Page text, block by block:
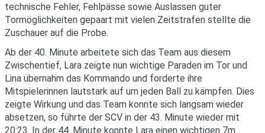
technische Fehler, Fehlpässe sowie Auslassen guter
Tormöglichkeiten gepaart mit vielen Zeitstrafen stellte die
Zuschauer auf die Probe.
Ab der 40. Minute arbeitete sich das Team aus diesem
Zwischentief, Lara zeigte nun wichtige Paraden im Tor und
Lina übernahm das Kommando und forderte ihre
Mitspielerinnen lautstark auf um jeden Ball zu kämpfen. Dies
zeigte Wirkung und das Team konnte sich langsam wieder
absetzen, so führte der SCV in der 43. Minute wieder mit
20:23. In der 44. Minute konnte Lara einen wichtigen 7m